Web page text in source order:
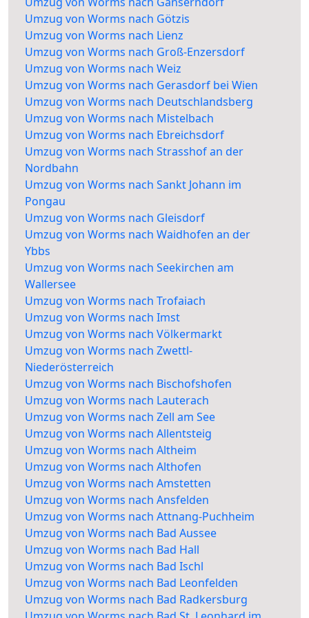
Umzug von Worms nach Götzis
Umzug von Worms nach Lienz
Umzug von Worms nach Groß-Enzersdorf
Umzug von Worms nach Weiz
Umzug von Worms nach Gerasdorf bei Wien
Umzug von Worms nach Deutschlandsberg
Umzug von Worms nach Mistelbach
Umzug von Worms nach Ebreichsdorf
Umzug von Worms nach Strasshof an der
Nordbahn
Umzug von Worms nach Sankt Johann im
Pongau
Umzug von Worms nach Gleisdorf
Umzug von Worms nach Waidhofen an der
Ybbs
Umzug von Worms nach Seekirchen am
Wallersee
Umzug von Worms nach Trofaiach
Umzug von Worms nach Imst
Umzug von Worms nach Völkermarkt
Umzug von Worms nach Zwettl-
Niederösterreich
Umzug von Worms nach Bischofshofen
Umzug von Worms nach Lauterach
Umzug von Worms nach Zell am See
Umzug von Worms nach Allentsteig
Umzug von Worms nach Altheim
Umzug von Worms nach Althofen
Umzug von Worms nach Amstetten
Umzug von Worms nach Ansfelden
Umzug von Worms nach Attnang-Puchheim
Umzug von Worms nach Bad Aussee
Umzug von Worms nach Bad Hall
Umzug von Worms nach Bad Ischl
Umzug von Worms nach Bad Leonfelden
Umzug von Worms nach Bad Radkersburg